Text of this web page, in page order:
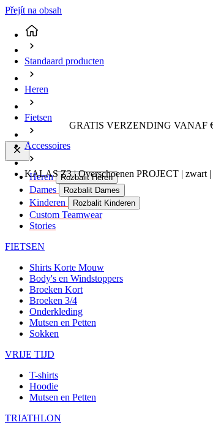
Přejít na obsah
GRATIS VERZENDING VANAF
Heren Rozbalit Heren
Dames Rozbalit Dames
Kinderen Rozbalit Kinderen
Custom Teamwear
Stories
FIETSEN
Shirts Korte Mouw
Body's en Windstoppers
Broeken Kort
Broeken 3/4
Onderkleding
Mutsen en Petten
Sokken
VRIJE TIJD
T-shirts
Hoodie
Mutsen en Petten
TRIATHLON
Standaard producten
Heren
Fietsen
Accessoires
KALAS Z3 | Overschoenen PROJECT | zwart